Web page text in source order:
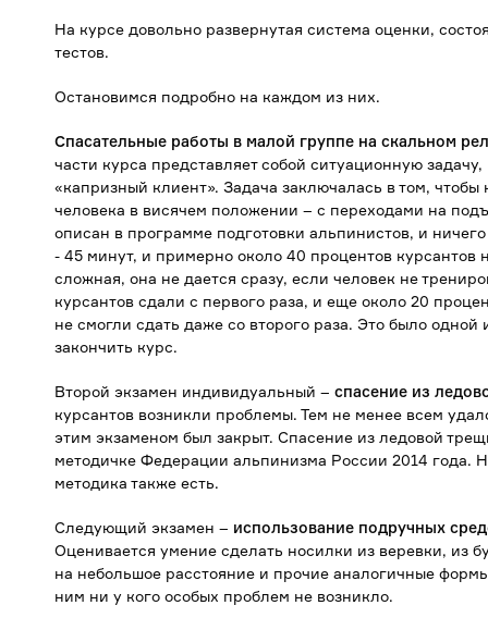
На курсе довольно развернутая система оценки,
тестов.
Остановимся подробно на каждом из них.
Спасательные работы в малой группе на скальном
части курса представляет собой ситуационную
«капризный клиент». Задача заключалась в том, чтобы
человека в висячем положении – с переходами на
описан в программе подготовки альпинистов, и
- 45 минут, и примерно около 40 процентов курсантов
сложная, она не дается сразу, если человек не
курсантов сдали с первого раза, и еще около 20
не смогли сдать даже со второго раза. Это было
закончить курс.
Второй экзамен индивидуальный – спасение из
курсантов возникли проблемы. Тем не менее всем
этим экзаменом был закрыт. Спасение из ледовой
методичке Федерации альпинизма России 2014 года.
методика также есть.
Следующий экзамен – использование подручных
Оценивается умение сделать носилки из веревки, из
на небольшое расстояние и прочие аналогичные
ним ни у кого особых проблем не возникло.